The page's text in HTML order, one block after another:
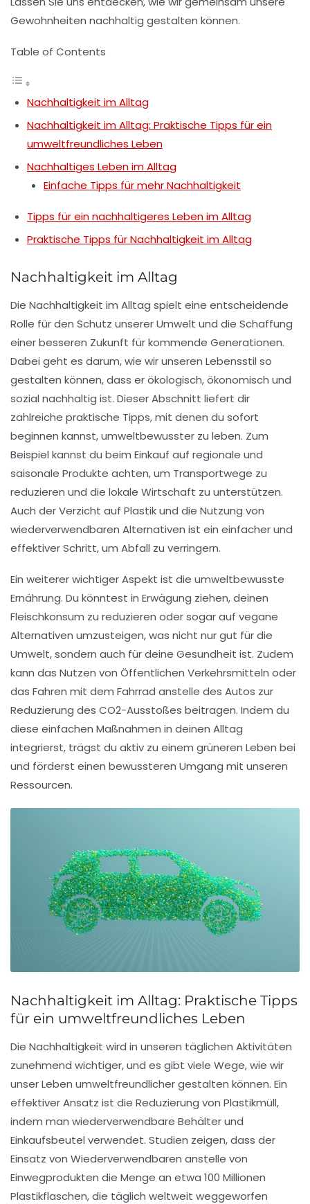
Gewohnheiten nachhaltig gestalten können.
Table of Contents
Nachhaltigkeit im Alltag
Nachhaltigkeit im Alltag: Praktische Tipps für ein
umweltfreundliches Leben
Nachhaltiges Leben im Alltag
Einfache Tipps für mehr Nachhaltigkeit
Tipps für ein nachhaltigeres Leben im Alltag
Praktische Tipps für Nachhaltigkeit im Alltag
Nachhaltigkeit im Alltag
Die Nachhaltigkeit im Alltag spielt eine entscheidende
Rolle für den Schutz unserer Umwelt und die Schaffung
einer besseren Zukunft für kommende Generationen.
Dabei geht es darum, wie wir unseren Lebensstil so
gestalten können, dass erökologisch,ökonomisch und
sozial nachhaltig ist. Dieser Abschnitt liefert dir
zahlreiche praktische Tipps, mit denen du sofort
beginnen kannst, umweltbewusster zu leben. Zum
Beispiel kannst du beim Einkauf auf regionale und
saisonale Produkte achten, um Transportwege zu
reduzieren und die lokale Wirtschaft zu unterstützen.
Auch der Verzicht auf Plastikund die Nutzung von
wiederverwendbaren Alternativen ist ein einfacher und
effektiver Schritt, um Abfall zu verringern.
Ein weiterer wichtiger Aspekt ist die umweltbewusste
Ernährung. Du könntest in Erwägung ziehen, deinen
Fleischkonsum zu reduzieren oder sogar auf vegane
Alternativen umzusteigen, was nicht nur gut für die
Umwelt, sondern auch für deine Gesundheit ist. Zudem
kann das Nutzen von Öffentlichen Verkehrsmitteln oder
das Fahren mit dem Fahrrad anstelle des Autos zur
Reduzierung des CO2-Ausstoßes beitragen. Indem du
diese einfachen Maßnahmen in deinen Alltag
integrierst, trägst du aktiv zu einem grüneren Leben bei
und förderst einen bewussteren Umgang mit unseren
Ressourcen.
Nachhaltigkeit im Alltag: Praktische Tipps
für ein umweltfreundliches Leben
Die Nachhaltigkeit wird in unseren täglichen Aktivitäten
zunehmend wichtiger, und es gibt viele Wege, wie wir
unser Leben umweltfreundlichergestalten können. Ein
effektiver Ansatz ist die Reduzierung von Plastikmüll,
indem man wiederverwendbare Behälter und
Einkaufsbeutel verwendet. Studien zeigen, dass der
Einsatz von Wiederverwendbaren anstelle von
Einwegprodukten die Menge an etwa 100 Millionen
Plastikflaschen, die täglich weltweit weggeworfen